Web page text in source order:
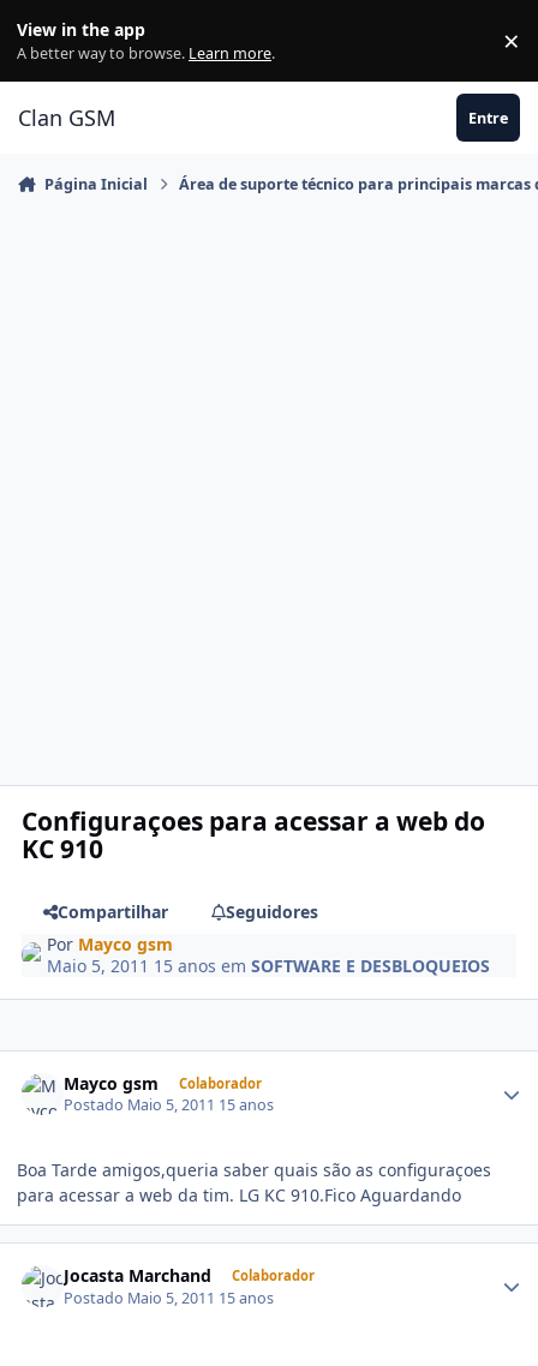
View in the app
A better way to browse. Learn more. ×
Clan GSM Entre
Página Inicial Área de suporte técnico para principais marcas
Configuraçoes para acessar a web do
KC 910
Compartilhar
Seguidores
Por Mayco gsm
Maio 5, 2011 15 anos emSOFTWARE E DESBLOQUEIOS
Mayco gsm Colaborador
Postado Maio 5, 2011 15 anos
Boa Tarde amigos,queria saber quais são as configuraçoes
para acessar a web da tim. LG KC 910.Fico Aguardando
Jocasta Marchand Colaborador
Postado Maio 5, 2011 15 anos